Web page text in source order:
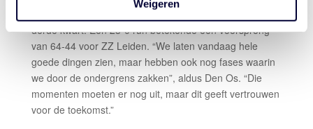
Weigeren
zaten.” Het verschil maakte zijn ploeg pas later, eind
derde kwart. Een 23-0 run betekende een voorsprong
van 64-44 voor ZZ Leiden. “We laten vandaag hele
goede dingen zien, maar hebben ook nog fases waarin
we door de ondergrens zakken”, aldus Den Os. “Die
momenten moeten er nog uit, maar dit geeft vertrouwen
voor de toekomst.”